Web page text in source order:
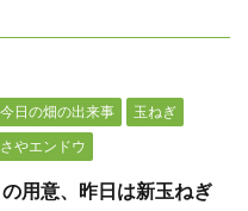
今日の畑の出来事
玉ねぎ
やエンドウ
用意、昨日は新玉ねぎ